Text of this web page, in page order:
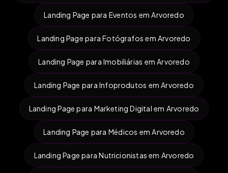
Landing Page para Eventos em Arvoredo
Landing Page para Fotógrafos em Arvoredo
Landing Page para Imobiliárias em Arvoredo
Landing Page para Infoprodutos em Arvoredo
Landing Page para Marketing Digital em Arvoredo
Landing Page para Médicos em Arvoredo
Landing Page para Nutricionistas em Arvoredo